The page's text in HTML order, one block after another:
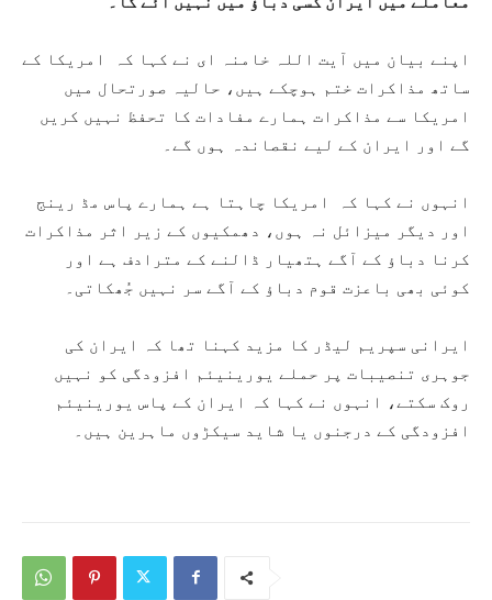
اپنے بیان میں آیت اللہ خامنہ ای نے کہا کہ امریکا کے
ساتھ مذاکرات ختم ہوچکے ہیں، حالیہ صورتحال میں
امریکا سے مذاکرات ہمارے مفادات کا تحفظ نہیں کریں
گے اور ایران کے لیے نقصاندہ ہوں گے۔
انہوں نے کہا کہ امریکا چاہتا ہے ہمارے پاس مڈ رینج
اور دیگر میزائل نہ ہوں، دھمکیوں کے زیر اثر مذاکرات
کرنا دباؤ کے آگے ہتھیار ڈالنے کے مترادف ہے اور
کوئی بھی باعزت قوم دباؤ کے آگے سر نہیں جُھکاتی۔
ایرانی سپریم لیڈر کا مزید کہنا تھا کہ ایران کی
جوہری تنصیبات پر حملے یورینیئم افزودگی کو نہیں
روک سکتے، انہوں نے کہا کہ ایران کے پاس یورینیئم
افزودگی کے درجنوں یا شاید سیکڑوں ماہرین ہیں۔